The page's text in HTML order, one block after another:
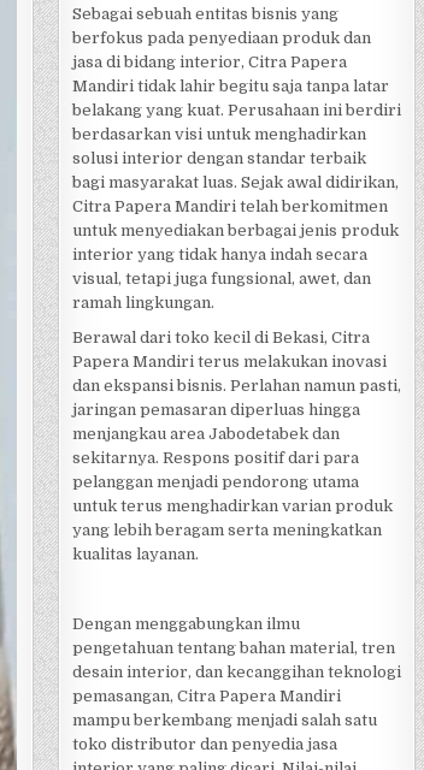
Sebagai sebuah entitas bisnis yang
berfokus pada penyediaan produk dan
jasa di bidang interior, Citra Papera
Mandiri tidak lahir begitu saja tanpa latar
belakang yang kuat. Perusahaan ini berdiri
berdasarkan visi untuk menghadirkan
solusi interior dengan standar terbaik
bagi masyarakat luas. Sejak awal didirikan,
Citra Papera Mandiri telah berkomitmen
untuk menyediakan berbagai jenis produk
interior yang tidak hanya indah secara
visual, tetapi juga fungsional, awet, dan
ramah lingkungan.
Berawal dari toko kecil di Bekasi, Citra
Papera Mandiri terus melakukan inovasi
dan ekspansi bisnis. Perlahan namun pasti,
jaringan pemasaran diperluas hingga
menjangkau area Jabodetabek dan
sekitarnya. Respons positif dari para
pelanggan menjadi pendorong utama
untuk terus menghadirkan varian produk
yang lebih beragam serta meningkatkan
kualitas layanan.
Dengan menggabungkan ilmu
pengetahuan tentang bahan material, tren
desain interior, dan kecanggihan teknologi
pemasangan, Citra Papera Mandiri
mampu berkembang menjadi salah satu
toko distributor dan penyedia jasa